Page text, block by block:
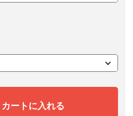
カートに入れる